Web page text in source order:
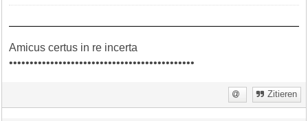
Amicus certus in re incerta
•••••••••••••••••••••••••••••••••••••••••••••
Zitieren